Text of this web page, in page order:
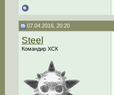
07.04.2016, 20:20
Steel
Командир ХСК